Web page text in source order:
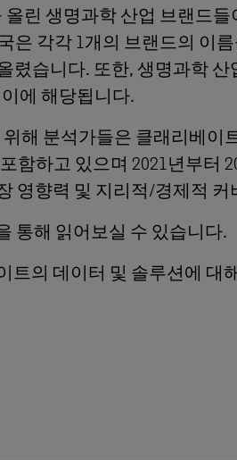
린 생명과학 산업 브랜드
은 각각 1개의 브랜드의 이
렸습니다. 또한, 생명과학
에 해당됩니다.
해 분석가들은 클래리베
함하고 있으며 2021년부터
영향력 및 지리적/경제적
통해 읽어보실 수 있습니다.
트의 데이터 및 솔루션에 대